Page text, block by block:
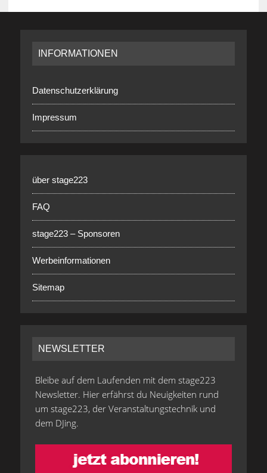
INFORMATIONEN
Datenschutzerklärung
Impressum
über stage223
FAQ
stage223 – Sponsoren
Werbeinformationen
Sitemap
NEWSLETTER
Bleibe auf dem Laufenden mit dem stage223
Newsletter. Hier erfährst du Neuigkeiten rund
um stage223, der Veranstaltungstechnik und
dem DJing.